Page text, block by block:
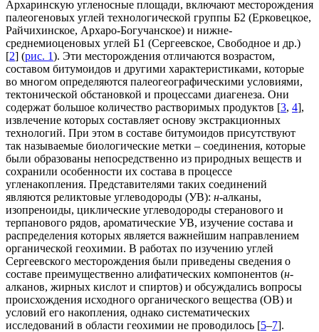
Архаринскую угленосные площади, включают месторождения
палеогеновых углей технологической группы Б2 (Ерковецкое,
Райчихинское, Архаро-Богучанское) и нижне-
среднемиоценовых углей Б1 (Сергеевское, Свободное и др.)
[2] (рис. 1). Эти месторождения отличаются возрастом,
составом битумоидов и другими характеристиками, которые
во многом определяются палеогеографическими условиями,
тектонической обстановкой и процессами диагенеза. Они
содержат большое количество растворимых продуктов [3, 4],
извлечение которых составляет основу экстракционных
технологий. При этом в составе битумоидов присутствуют
так называемые биологические метки – соединения, которые
были образованы непосредственно из природных веществ и
сохранили особенности их состава в процессе
угленакопления. Представителями таких соединений
являются реликтовые углеводороды (УВ): н-алканы,
изопреноиды, циклические углеводороды стеранового и
терпанового рядов, ароматические УВ, изучение состава и
распределения которых является важнейшим направлением
органической геохимии. В работах по изучению углей
Сергеевского месторождения были приведены сведения о
составе преимущественно алифатических компонентов (н-
алканов, жирных кислот и спиртов) и обсуждались вопросы
происхождения исходного органического вещества (ОВ) и
условий его накопления, однако систематических
исследований в области геохимии не проводилось [5–7].